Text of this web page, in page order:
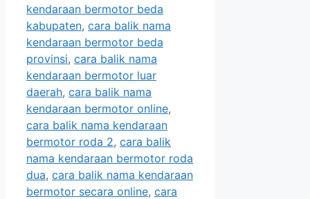
kendaraan bermotor beda
kabupaten, cara balik nama
kendaraan bermotor beda
provinsi, cara balik nama
kendaraan bermotor luar
daerah, cara balik nama
kendaraan bermotor online,
cara balik nama kendaraan
bermotor roda 2, cara balik
nama kendaraan bermotor roda
dua, cara balik nama kendaraan
bermotor secara online, cara